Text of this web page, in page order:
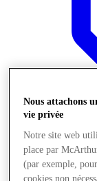
Nous attachons
vie privée
Notre site web
place par
(par exemple,
cookies non